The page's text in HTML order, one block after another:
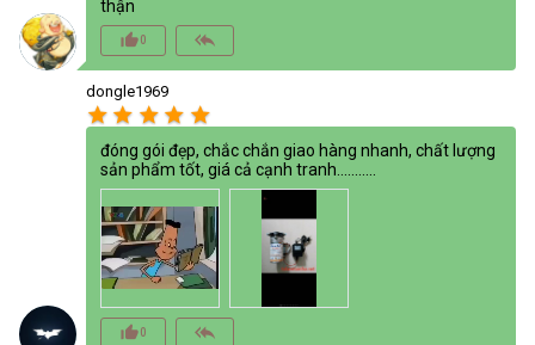
thận
thumb_up_alt0 reply_all
dongle1969
star star star star star
đóng gói đẹp, chắc chắn giao hàng nhanh, chất lượng
sản phẩm tốt, giá cả cạnh tranh...........
thumb_up_alt0 reply_all